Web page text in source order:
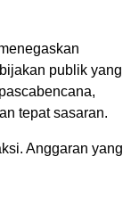
publik yang
tepat sasaran.
Anggaran yang